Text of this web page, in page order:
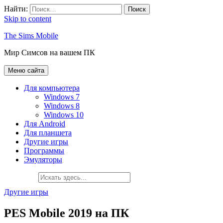
Найти:
Skip to content
The Sims Mobile
Мир Симсов на вашем ПК
Меню сайта
Для компьютера
Windows 7
Windows 8
Windows 10
Для Android
Для планшета
Другие игры
Программы
Эмуляторы
Другие игры
PES Mobile 2019 на ПК